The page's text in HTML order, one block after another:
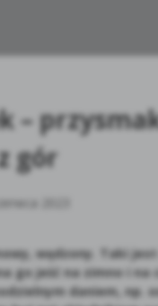
–
gór
2023
wędzony. Taki
go jeść na zimno i na
daniem, np.